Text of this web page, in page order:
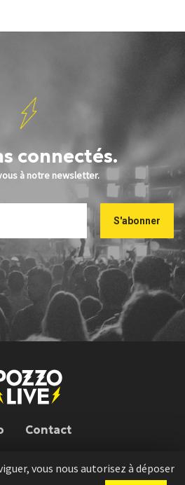
connectés.
à notre newsletter.
Contact
: Pozzo Team, avec l'aide deBloop
vous nous autorisez à déposer